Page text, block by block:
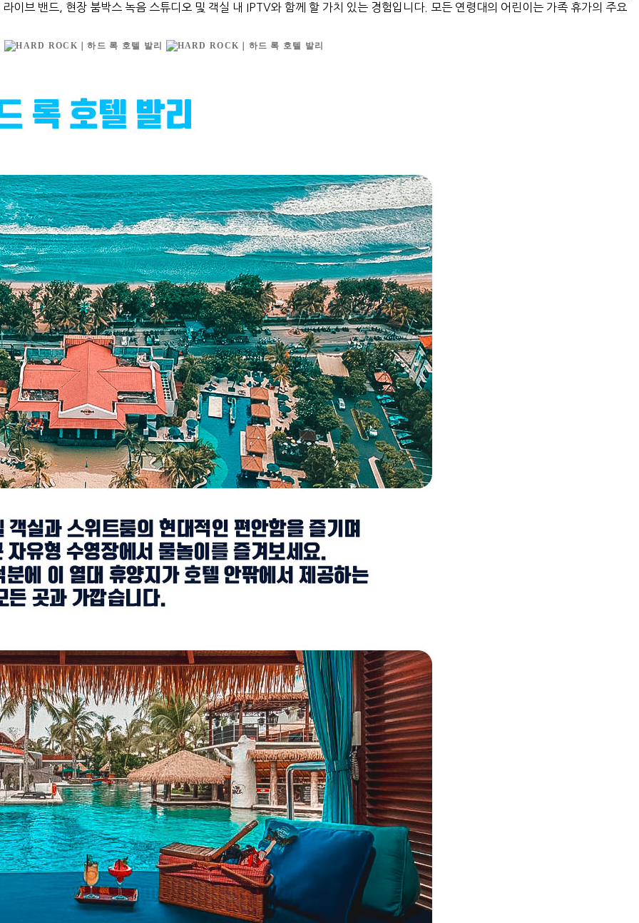
이브 밴드, 현장 붐박스 녹음 스튜디오 및 객실 내 IPTV와 함께 할 가치 있는 경험입니다. 모든 연령대의 어린이는 가족 휴가의 주요